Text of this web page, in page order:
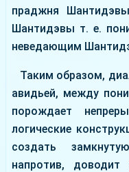
праджня
Шантидэвы т. е.
неведающим
Таким образом,
авидьей, между
порождает
логические
создать
напротив,